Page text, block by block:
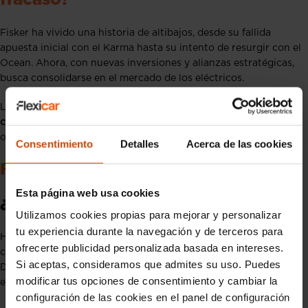
Consentimiento Detalles Acerca de las cookies
Esta página web usa cookies
Utilizamos cookies propias para mejorar y personalizar
tu experiencia durante la navegación y de terceros para
ofrecerte publicidad personalizada basada en intereses.
Si aceptas, consideramos que admites su uso. Puedes
modificar tus opciones de consentimiento y cambiar la
configuración de las cookies en el panel de configuración
Fisker ha vivido una historia de altibajos, desde su fallida
apuesta inicial con el Karma hasta su intento de resurgir con el
Ocean. Ahora, con nuevas inversiones y alianzas estratégicas,
busca consolidarse en el mercado de los eléctricos.
Los próximos años serán clave para determinar siFisker podrá
competir con Tesla y otras marcas líderes
otro intento fallido en la industria de la movilidad sostenible.
FAQ – Fisker
¿Quién es Henrik Fisker?
Henrik Fisker es un diseñador de automóviles reconocido por
crear modelos icónicos como el BMW Z8 y el Aston Martin
DB9. Fundó Fisker Automotive y posteriormente Fisker Inc.,
enfocándose en vehículos eléctricos de lujo.